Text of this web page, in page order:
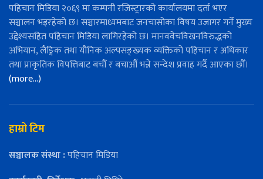
पहिचान मिडिया २०६९ मा कम्पनी रजिस्ट्रारको कार्यालयमा दर्ता भएर
सञ्चालन भइरहेको छ। सञ्चारमाध्यमबाट जनचासोका विषय उजागर गर्ने मुख्य
उद्देश्यसहित पहिचान मिडिया लागिरहेको छ। मानववेचविखनविरुद्धको
अभियान, लैङ्गिक तथा यौनिक अल्पसङ्ख्यक व्यक्तिको पहिचान र अधिकार
तथा प्राकृतिक विपत्तिबाट बचौँ र बचाऔँ भन्ने सन्देश प्रवाह गर्दै आएका छौँ।
(more…)
हाम्रो टिम
सञ्चालक संस्था :पहिचान मिडिया